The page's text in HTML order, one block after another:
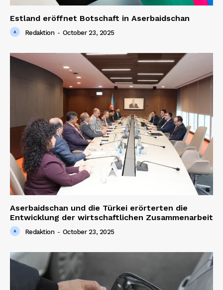
Estland eröffnet Botschaft in Aserbaidschan
Redaktion - October 23, 2025
Aserbaidschan und die Türkei erörterten die
Entwicklung der wirtschaftlichen Zusammenarbeit
Redaktion - October 23, 2025